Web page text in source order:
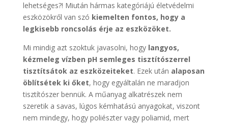
lehetséges?! Miután hármas kategóriájú életvédelmi
eszközökről van szó kiemelten fontos, hogy a
legkisebb roncsolás érje az eszközöket.
Mi mindig azt szoktuk javasolni, hogy langyos,
kézmeleg vízben pH semleges tisztítószerrel
tisztítsátok az eszközeiteket. Ezek után alaposan
öblítsétek ki őket, hogy egyáltalán ne maradjon
tisztítószer bennük. A műanyag alkatrészek nem
szeretik a savas, lúgos kémhatású anyagokat, viszont
nem mindegy, hogy poliészter vagy poliamid, mert